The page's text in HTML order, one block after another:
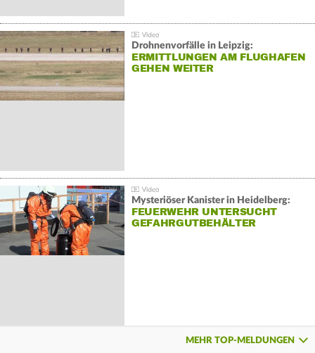
Drohnenvorfälle in Leipzig:
ERMITTLUNGEN AM FLUGHAFEN
GEHEN WEITER
Mysteriöser Kanister in Heidelberg:
FEUERWEHR UNTERSUCHT
GEFAHRGUTBEHÄLTER
MEHR TOP-MELDUNGEN